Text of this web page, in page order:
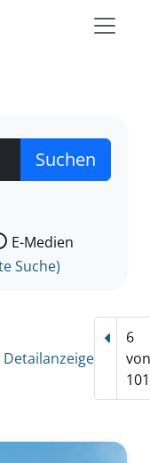
Sie suchen wollen.
E-Medien
Suche)
6
von
101